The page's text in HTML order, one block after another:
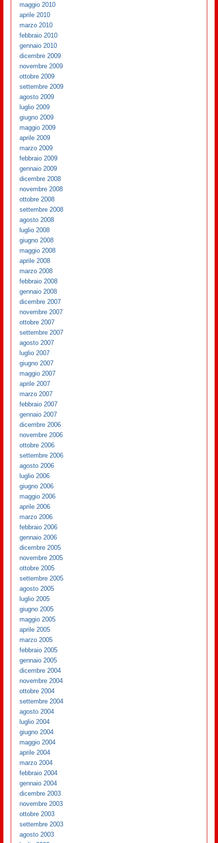
maggio 2010
aprile 2010
marzo 2010
febbraio 2010
gennaio 2010
dicembre 2009
novembre 2009
ottobre 2009
settembre 2009
agosto 2009
luglio 2009
giugno 2009
maggio 2009
aprile 2009
marzo 2009
febbraio 2009
gennaio 2009
dicembre 2008
novembre 2008
ottobre 2008
settembre 2008
agosto 2008
luglio 2008
giugno 2008
maggio 2008
aprile 2008
marzo 2008
febbraio 2008
gennaio 2008
dicembre 2007
novembre 2007
ottobre 2007
settembre 2007
agosto 2007
luglio 2007
giugno 2007
maggio 2007
aprile 2007
marzo 2007
febbraio 2007
gennaio 2007
dicembre 2006
novembre 2006
ottobre 2006
settembre 2006
agosto 2006
luglio 2006
giugno 2006
maggio 2006
aprile 2006
marzo 2006
febbraio 2006
gennaio 2006
dicembre 2005
novembre 2005
ottobre 2005
settembre 2005
agosto 2005
luglio 2005
giugno 2005
maggio 2005
aprile 2005
marzo 2005
febbraio 2005
gennaio 2005
dicembre 2004
novembre 2004
ottobre 2004
settembre 2004
agosto 2004
luglio 2004
giugno 2004
maggio 2004
aprile 2004
marzo 2004
febbraio 2004
gennaio 2004
dicembre 2003
novembre 2003
ottobre 2003
settembre 2003
agosto 2003